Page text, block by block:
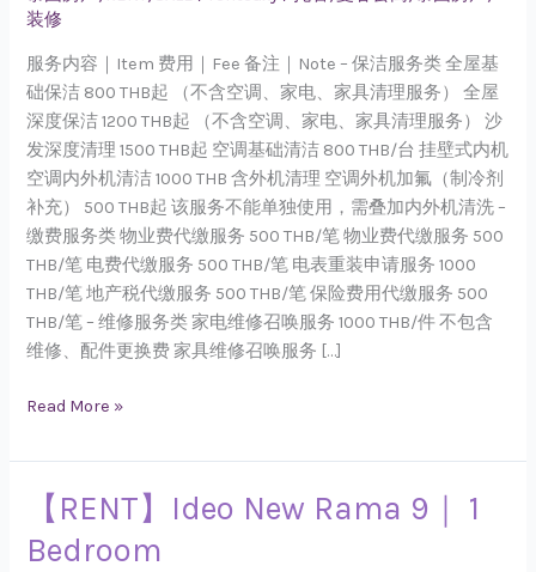
装修
服务内容｜Item 费用｜Fee 备注｜Note – 保洁服务类 全屋基
础保洁 800 THB起 （不含空调、家电、家具清理服务） 全屋
深度保洁 1200 THB起 （不含空调、家电、家具清理服务） 沙
发深度清理 1500 THB起 空调基础清洁 800 THB/台 挂壁式内机
空调内外机清洁 1000 THB 含外机清理 空调外机加氟（制冷剂
补充） 500 THB起 该服务不能单独使用，需叠加内外机清洗 –
缴费服务类 物业费代缴服务 500 THB/笔 物业费代缴服务 500
THB/笔 电费代缴服务 500 THB/笔 电表重装申请服务 1000
THB/笔 地产税代缴服务 500 THB/笔 保险费用代缴服务 500
THB/笔 – 维修服务类 家电维修召唤服务 1000 THB/件 不包含
维修、配件更换费 家具维修召唤服务 […]
务
费
一
览
表
Read More »
【RENT】Ideo New Rama 9｜ 1
Bedroom
【RENT】
Ideo
New